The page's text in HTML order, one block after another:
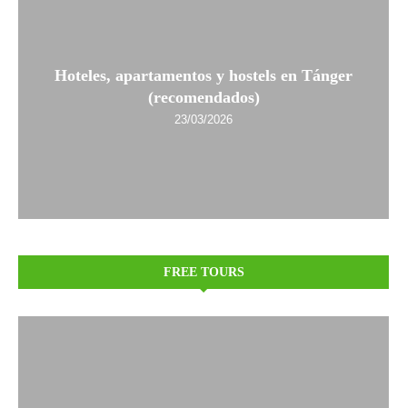
Hoteles, apartamentos y hostels en Tánger
(recomendados)
23/03/2026
FREE TOURS